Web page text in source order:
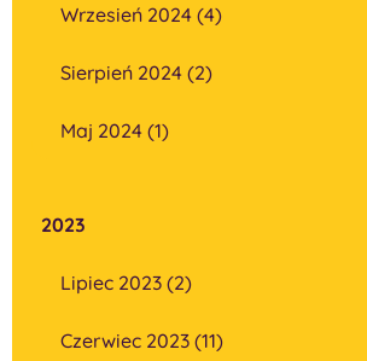
Wrzesień 2024 (4)
Sierpień 2024 (2)
Maj 2024 (1)
2023
Lipiec 2023 (2)
Czerwiec 2023 (11)